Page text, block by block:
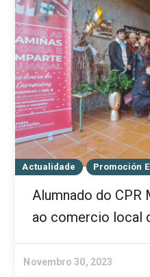
Actualidade Promoción
Alumnado do CPR
ao comercio local
Novembro 30, 2023